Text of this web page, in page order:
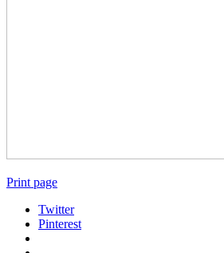
Print page
Twitter
Pinterest